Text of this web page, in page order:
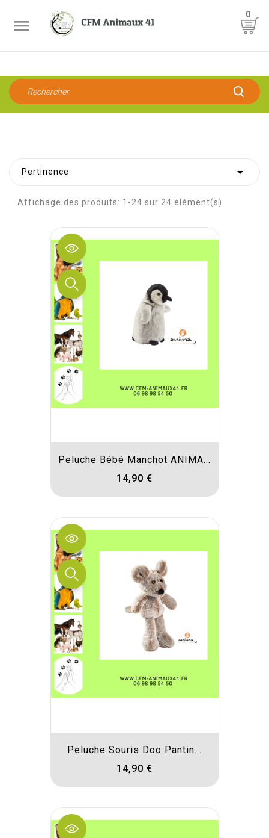

0
Pertinence 
Affichage des produits: 1-24 sur 24 élément(s)
Peluche Bébé Manchot ANIMA...
14,90 €
Peluche Souris Doo Pantin...
14,90 €